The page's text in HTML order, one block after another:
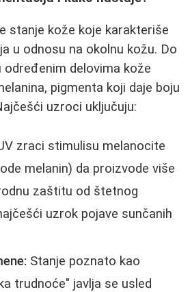
stanje kože koje karakteriše
u odnosu na okolnu kožu. Do
određenim delovima kože
pigmenta koji daje boju
uzroci uključuju:
zraci stimulisu melanocite
melanin) da proizvode više
zaštitu od štetnog
uzrok pojave sunčanih
Stanje poznato kao
trudnoće" javlja se usled